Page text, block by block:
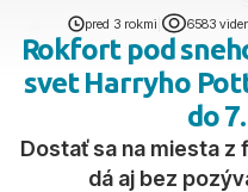
pred 3 rokmi 6583
Rokfort pod
svet Harryho
do
Dostať sa na miesta z
dá aj bez